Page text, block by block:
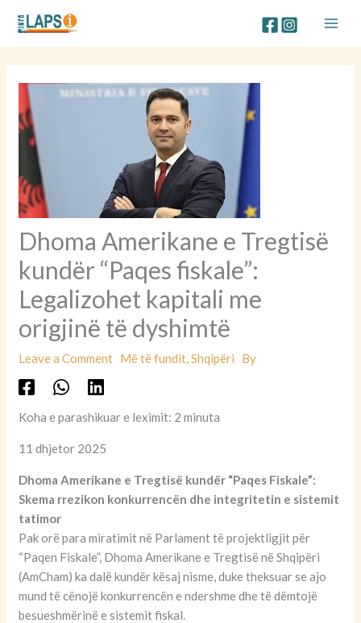
content
Dhoma Amerikane e Tregtisë
kundër “Paqes fiskale”:
Legalizohet kapitali me
origjinë të dyshimtë
Leave a Comment Më të fundit,Shqipëri By
Koha e parashikuar e leximit: 2 minuta
11 dhjetor 2025
Dhoma Amerikane e Tregtisë kundër “Paqes Fiskale”:
Skema rrezikon konkurrencën dhe integritetin e sistemit
tatimor
Pak orë para miratimit në Parlament të projektligjit për
“Paqen Fiskale”, Dhoma Amerikane e Tregtisë në Shqipëri
(AmCham) ka dalë kundër kësaj nisme, duke theksuar se ajo
mund të cënojë konkurrencën e ndershme dhe të dëmtojë
besueshmërinë e sistemit fiskal.